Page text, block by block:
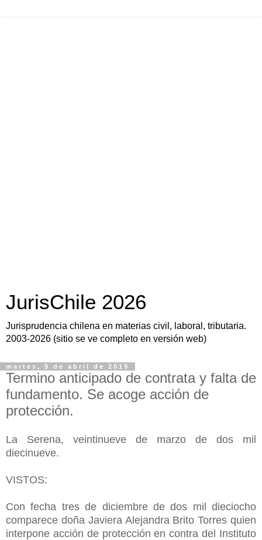
JurisChile 2026
Jurisprudencia chilena en materias civil, laboral, tributaria.
2003-2026 (sitio se ve completo en versión web)
martes, 9 de abril de 2019
Termino anticipado de contrata y falta de
fundamento. Se acoge acción de
protección.
La Serena, veintinueve de marzo de dos mil
diecinueve.
VISTOS:
Con fecha tres de diciembre de dos mil dieciocho
comparece doña Javiera Alejandra Brito Torres quien
interpone acción de protección en contra del Instituto